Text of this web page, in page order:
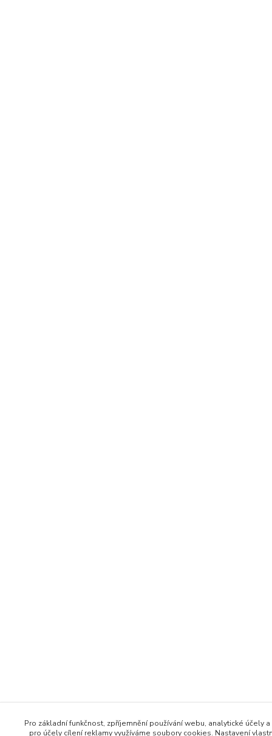
Pro základní funkčnost, zpříjemnění používání webu, analytické účely
pro účely cílení reklamy využíváme soubory cookies. Nastavení